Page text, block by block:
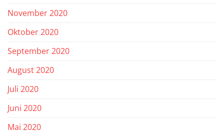
November 2020
Oktober 2020
September 2020
August 2020
Juli 2020
Juni 2020
Mai 2020